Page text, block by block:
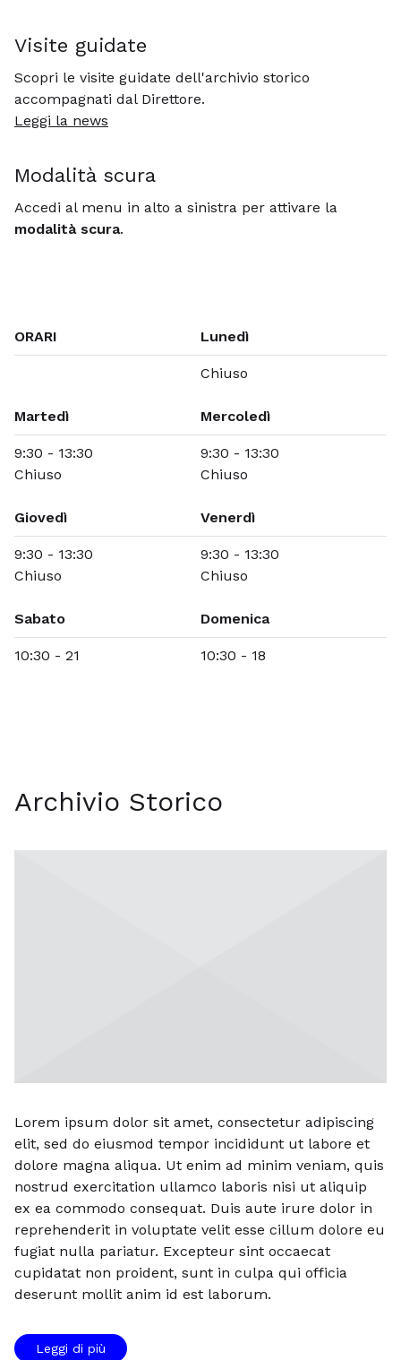
Visite guidate
Scopri le visite guidate dell'archivio storico
accompagnati dal Direttore.
Leggi la news
Modalità scura
Accedi al menu in alto a sinistra per attivare la
modalità scura.
ORARI Lunedì
Chiuso
Martedì
9:30 - 13:30
Chiuso
Mercoledì
9:30 - 13:30
Chiuso
Giovedì
9:30 - 13:30
Chiuso
Venerdì
9:30 - 13:30
Chiuso
Sabato
10:30 - 21
Domenica
10:30 - 18
Archivio Storico
Lorem ipsum dolor sit amet, consectetur adipiscing
elit, sed do eiusmod tempor incididunt ut labore et
dolore magna aliqua. Ut enim ad minim veniam, quis
nostrud exercitation ullamco laboris nisi ut aliquip
ex ea commodo consequat. Duis aute irure dolor in
reprehenderit in voluptate velit esse cillum dolore eu
fugiat nulla pariatur. Excepteur sint occaecat
cupidatat non proident, sunt in culpa qui officia
deserunt mollit anim id est laborum.
Leggi di più